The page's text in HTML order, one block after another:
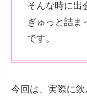
そんな時に出
ぎゅっと詰ま
です。
今回は、実際に